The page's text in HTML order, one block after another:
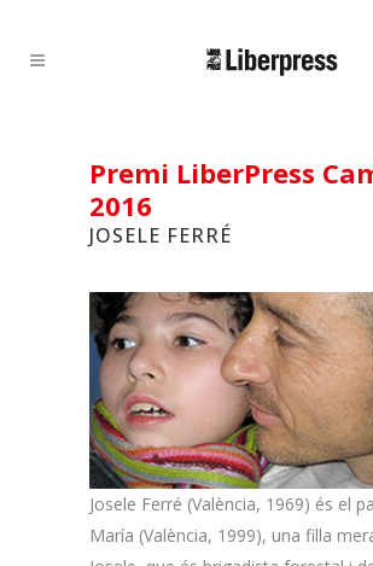
Premi LiberPress
2016
JOSELE FERRÉ
Josele Ferré (València, 1969) és el
María (València, 1999), una filla